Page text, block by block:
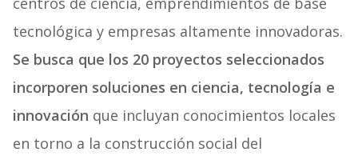
tecnológica y empresas altamente innovadoras.
Se busca que los 20 proyectos seleccionados
incorporen soluciones en ciencia, tecnología e
innovación que incluyan conocimientos locales
en torno a la construcción social del